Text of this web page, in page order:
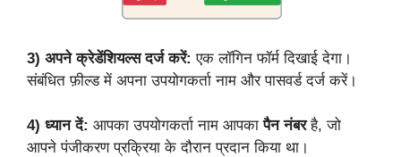
3) अपने क्रेडेंशियल्स दर्ज करें: एक लॉगिन फॉर्म दिखाई देगा।
संबंधित फ़ील्ड में अपना उपयोगकर्ता नाम और पासवर्ड दर्ज करें।
4) ध्यान दें: आपका उपयोगकर्ता नाम आपका पैन नंबरहै, जो
आपने पंजीकरण प्रक्रिया के दौरान प्रदान किया था।